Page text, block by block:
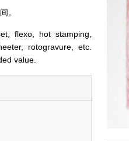
。
flexo, hot stamping,
rotogravure, etc.
value.